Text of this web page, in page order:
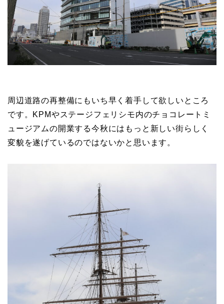
が、まだこの建物や開業する商業施設については
GLIONグループから公式のプレス発表は出されていま
せん。
周辺道路の再整備にもいち早く着手して欲しいところ
です。KPMやステージフェリシモ内のチョコレートミ
ュージアムの開業する今秋にはもっと新しい街らしく
変貌を遂げているのではないかと思います。